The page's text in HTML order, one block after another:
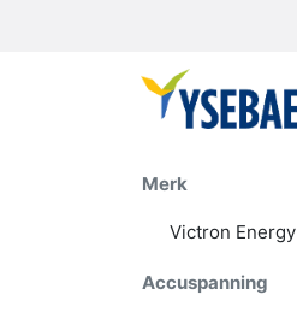
Merk
Victron Energy
Accuspanning